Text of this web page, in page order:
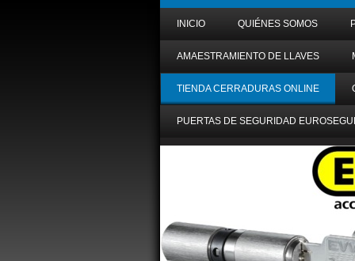
INICIO QUIÉNES SOMOS
AMAESTRAMIENTO DE LLAVES
TIENDA CERRADURAS ONLINE
PUERTAS DE SEGURIDAD